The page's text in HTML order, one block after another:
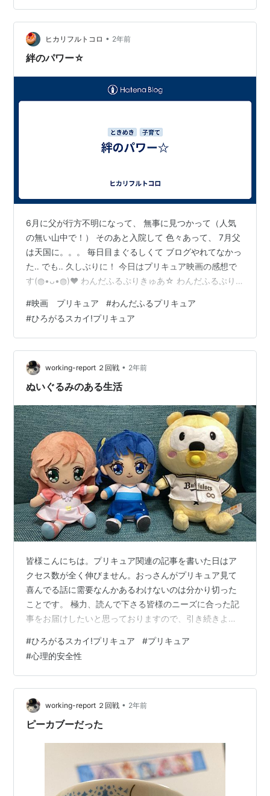
ェスティ ひろがるスカイプリキュ…
ヒカリフルトコロ • 2年前
絆のパワー☆
6月に父が行方不明になって、 無事に見つかって（人気
の無い山中で！） そのあと入院して 色々あって、 7月父
は天国に。。。 毎日目まぐるしくて ブログやれてなかっ
た‥ でも‥ 久しぶりに！ 今日はプリキュア映画の感想で
す(⁠◍⁠•⁠ᴗ⁠•⁠◍⁠)⁠❤ わんだふるぷりきゅあ☆ わんだふるぷり
キがかわいすぎー！ ひたむきさと愛おしさがいっぱい
で、 なんだろ‥ 微笑ましく見れた❤️❤️ ネタバレになるけ
どマル秘キャラも出てきたし！！ 全体的にわんだふるぷ
りきゅあって可愛いですね。フリフリ〜の可愛さじゃな
くて、 こむぎといろは、ユキとまゆのお互い…
#映画 プリキュア #わんだふるプリキュア
#ひろがるスカイ!プリキュア
working-report ２回戦 • 2年前
ぬいぐるみのある生活
皆様こんにちは。プリキュア関連の記事を書いた日はア
クセス数が全く伸びません。おっさんがプリキュア見て
喜んでる話に需要なんかあるわけないのは分かり切った
ことです。 極力、読んで下さる皆様のニーズに合った記
事をお届けしたいと思っておりますので、引き続きよろ
にプリキュアの話をするから覚悟しな。 以前、キュアフ
レンズぬいぐるみのソラちゃんをお迎えしたことはなん
となく書きました。そこそこの大きさで、なかなかよく
出来ている。 マーケットプレイスも正規品なら大丈夫だ
ろう 今回はましろちゃんをお迎えしました。ソラちゃん
650円に対して、ましろちゃん1,990…
#ひろがるスカイ!プリキュア #プリキュア
#心理的安全性
working-report ２回戦 • 2年前
ピーカブーだった